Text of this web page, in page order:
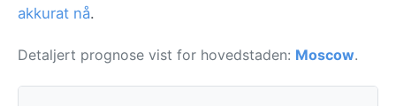
akkurat nå.
Detaljert prognose vist for hovedstaden: Moscow.